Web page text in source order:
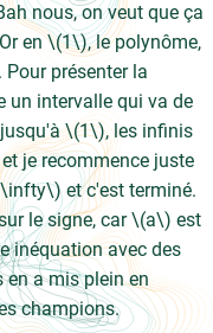
nous, on veut que ça
en \(1\), le polynôme,
présenter la
un intervalle qui va de
\(1\), les infinis
je recommence juste
et c'est terminé.
le signe, car \(a\) est
inéquation avec des
en a mis plein en
champions.